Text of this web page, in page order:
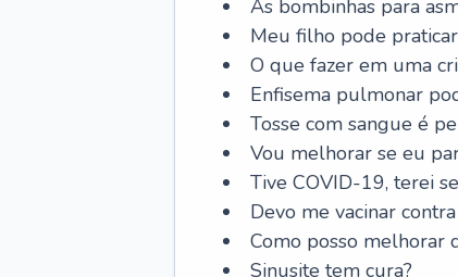
As bombinhas para
Meu filho pode
O que fazer em uma
Enfisema pulmonar
Tosse com sangue é
Vou melhorar se eu
Tive COVID-19, terei
Devo me vacinar
Como posso melhorar
Sinusite tem cura?